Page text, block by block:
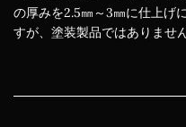
の厚みを2.5㎜～3㎜に仕上げ
すが、塗装製品ではありませ